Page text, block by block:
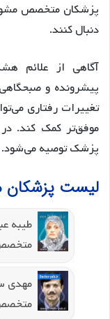
پزشکان متخصص
دنبال کنند.
آگاهی از علائم
پیشرونده و
تغییرات رفتاری
موفق‌تر کمک کند.
پزشک توصیه می‌شود.
لیست پزشکان
طیبه
مهدی